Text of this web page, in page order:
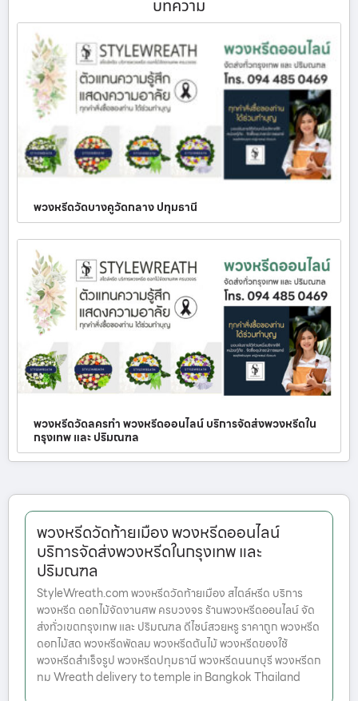
บทความ
พวงหรีดวัดบางคูวัดกลาง ปทุมธานี
พวงหรีดวัดลครทำ พวงหรีดออนไลน์ บริการจัดส่งพวงหรีดใน
กรุงเทพ และ ปริมณฑล
พวงหรีดวัดท้ายเมือง พวงหรีดออนไลน์
บริการจัดส่งพวงหรีดในกรุงเทพ และ
ปริมณฑล
StyleWreath.com พวงหรีดวัดท้ายเมือง สไตล์หรีด บริการ
พวงหรีด ดอกไม้จัดงานศพ ครบวงจร ร้านพวงหรีดออนไลน์ จัด
ส่งทั่วเขตกรุงเทพ และ ปริมณฑล ดีไซน์สวยหรู ราคาถูก พวงหรีด
ดอกไม้สด พวงหรีดพัดลม พวงหรีดต้นไม้ พวงหรีดของใช้
พวงหรีดสำเร็จรูป พวงหรีดปทุมธานี พวงหรีดนนทบุรี พวงหรีดก
ทม Wreath delivery to temple in Bangkok Thailand